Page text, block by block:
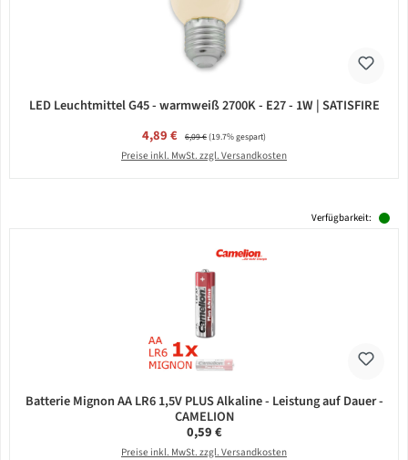
LED Leuchtmittel G45 - warmweiß 2700K - E27 - 1W | SATISFIRE
Verkaufspreis:
4,89 € Regulärer Preis:
6,09 €(19.7% gespart)
Preise inkl. MwSt. zzgl. Versandkosten
Verfügbarkeit:
Batterie Mignon AA LR6 1,5V PLUS Alkaline - Leistung auf Dauer -
CAMELION
Regulärer Preis:
0,59 €
Preise inkl. MwSt. zzgl. Versandkosten